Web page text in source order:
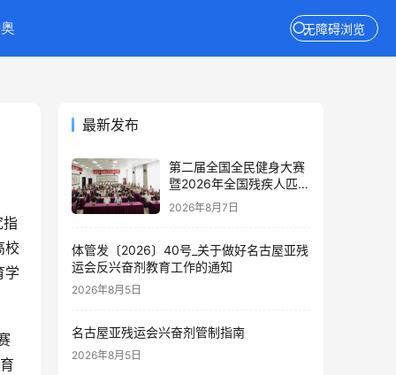
无障碍浏览
指
校
学
最新发布
第二届全国全民健身大赛
暨2026年全国残疾人匹克
球推广活动在京举办
2026年8月7日
体管发〔2026〕40号_关于做好名古屋亚残
运会反兴奋剂教育工作的通知
2026年8月5日
名古屋亚残运会兴奋剂管制指南
2026年8月5日